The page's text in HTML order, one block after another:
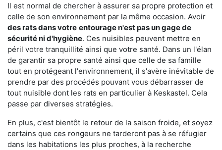
Il est normal de chercher à assurer sa propre protection et
celle de son environnement par la même occasion. Avoir
des rats dans votre entourage n'est pas un gage de
sécurité ni d'hygiène. Ces nuisibles peuvent mettre en
péril votre tranquillité ainsi que votre santé. Dans un l'élan
de garantir sa propre santé ainsi que celle de sa famille
tout en protégeant l'environnement, il s'avère inévitable de
prendre par des procédés pouvant vous débarrasser de
tout nuisible dont les rats en particulier à Keskastel. Cela
passe par diverses stratégies.
En plus, c'est bientôt le retour de la saison froide, et soyez
certains que ces rongeurs ne tarderont pas à se réfugier
dans les habitations les plus proches, à la recherche